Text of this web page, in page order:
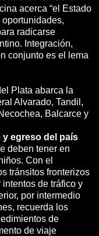
acerca “el Estado
radicarse
Integración,
conjunto es el lema
Plata abarca la
Alvarado, Tandil,
Balcarce y
y egreso del país
deben tener en
Con el
tránsitos fronterizos
de tráfico y
por intermedio
recuerda los
de
de viaje